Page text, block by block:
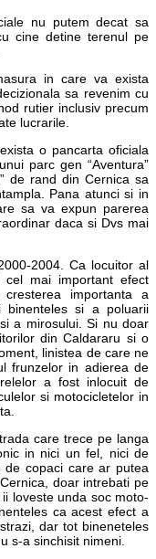
nu putem decat sa
cine detine terenul pe
in care va exista
sa revenim cu
rutier inclusiv precum
lucrarile.
o pancarta oficiala
parc gen “Aventura”
de rand din Cernica sa
Pana atunci si in
sa va expun parerea
daca si Dvs mai
2004. Ca locuitor al
cel mai important efect
importanta a
binenteles si a poluarii
a mirosului. Si nu doar
din Caldararu si o
linistea de care ne
frunzelor in adierea de
a fost inlocuit de
si motocicletelor in
care trece pe langa
in nici un fel, nici de
de copaci care ar putea
doar intrebati pe
loveste unda soc moto-
ca acest efect a
dar tot bineneteles
s-a sinchisit nimeni.